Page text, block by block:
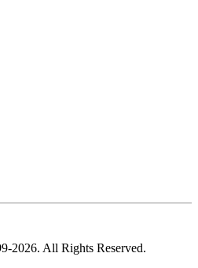
2026. All Rights Reserved.